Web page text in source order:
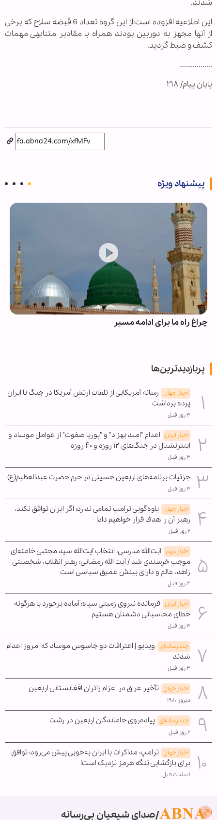
شدند.
این اطلاعیه افزوده است:از این گروه تعداد 6 قبضه سلاح که برخی
از آنها مجهز به دوربین بودند همراه با مقادیر متنابهی مهمات
کشف و ضبط گردید.
.................
پایان پیام/ ۲۱۸
پیشنهاد ویژه
چراغ راه ما برای ادامه مسیر
پربازدیدترین‌ها
اخبار جهان رسانه آمریکایی از تلفات ارتش آمریکا در جنگ با ایران
پرده برداشت
۳ روز قبل
اخبار ایران اعدام "امید بهزاد" و "پوریا صفوت" از عوامل موساد و
اینترنشنال در جنگ‌های ۱۲ روزه و ۴۰ روزه
۳ روز قبل
جزئیات برنامه‌های اربعین حسینی در حرم حضرت عبدالعظیم(ع)
۳ روز قبل
اخبار جهان یاوه‌گویی ترامپ تمامی ندارد؛ اگر ایران توافق نکند،
رهبر آن را هدف قرار خواهیم داد!
۲ روز قبل
اخبار مهم آیت‌الله مدرسی: انتخاب آیت‌الله سید مجتبی خامنه‌ای
موجب خرسندی شد / آیت الله رمضانی: رهبر انقلاب، شخصیتی
زاهد، عالم و دارای بینش عمیق سیاسی است
۳ روز قبل
اخبار ایران فرمانده نیروی زمینی سپاه: آماده برخورد با هرگونه
خطای محاسباتی دشمنان هستیم
۳ روز قبل
چندرسانه‌ای ویدیو | اعترافات دو جاسوس موساد که امروز اعدام
شدند
۳ روز قبل
اخبار جهان تأخیر عراق در اعزام زائران افغانستانی اربعین
دیروز ۱۹:۱۰
چندرسانه‌ای پیاده‌روی جاماندگان اربعین در رشت
۲ روز قبل
اخبار جهان ترامپ: مذاکرات با ایران به‌خوبی پیش می‌رود؛ توافق
برای بازگشایی تنگه هرمز نزدیک است!
۱ ساعت قبل
صدای شیعیان بی‌رسانه